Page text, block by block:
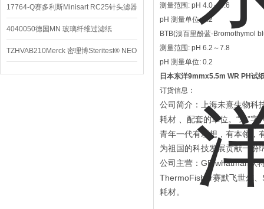
养基
17764-Q赛多利斯Minisart RC25针头滤器
4040050德国MN 玻璃纤维过滤纸
TZHVAB210Merck 密理博Steritest® NEO
设备
测量范围: pH 4.0～5.6
pH 测量单位: 0.2
BTB(溴百里酚蓝-Bromothymol
测量范围: pH 6.2～7.8
pH 测量单位: 0.2
日本东洋9mmx5.5m WR PH试
订货信息：
公司简介：上海未熹生物科
耗材 、配套的单位。 “未”字
青年一代有理想，有本领，
为祖国的科技发展贡献一份
公司主营： GE whatman 沃
ThermoFisher赛默飞世尔、
耗材。